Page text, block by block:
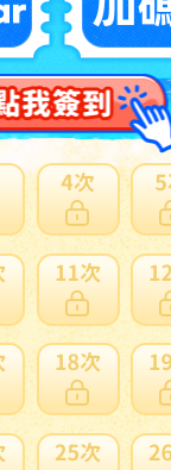
時計 ナイトライト
イト デジタル時計
兼用時計